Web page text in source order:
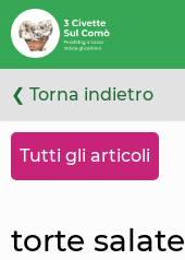
agli
articoli
Oppure
cambia
categoria
❮ Torna indietro
Tutti gli articoli
torte salate